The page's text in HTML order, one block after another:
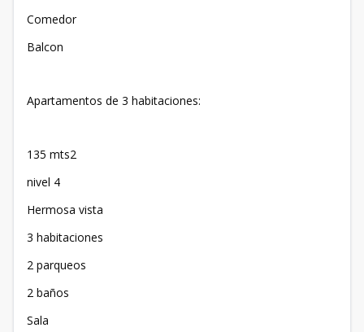
Comedor
Balcon
Apartamentos de 3 habitaciones:
135 mts2
nivel 4
Hermosa vista
3 habitaciones
2 parqueos
2 baños
Sala